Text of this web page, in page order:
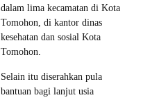
dalam lima kecamatan di Kota
Tomohon, di kantor dinas
kesehatan dan sosial Kota
Tomohon.
Selain itu diserahkan pula
bantuan bagi lanjut usia